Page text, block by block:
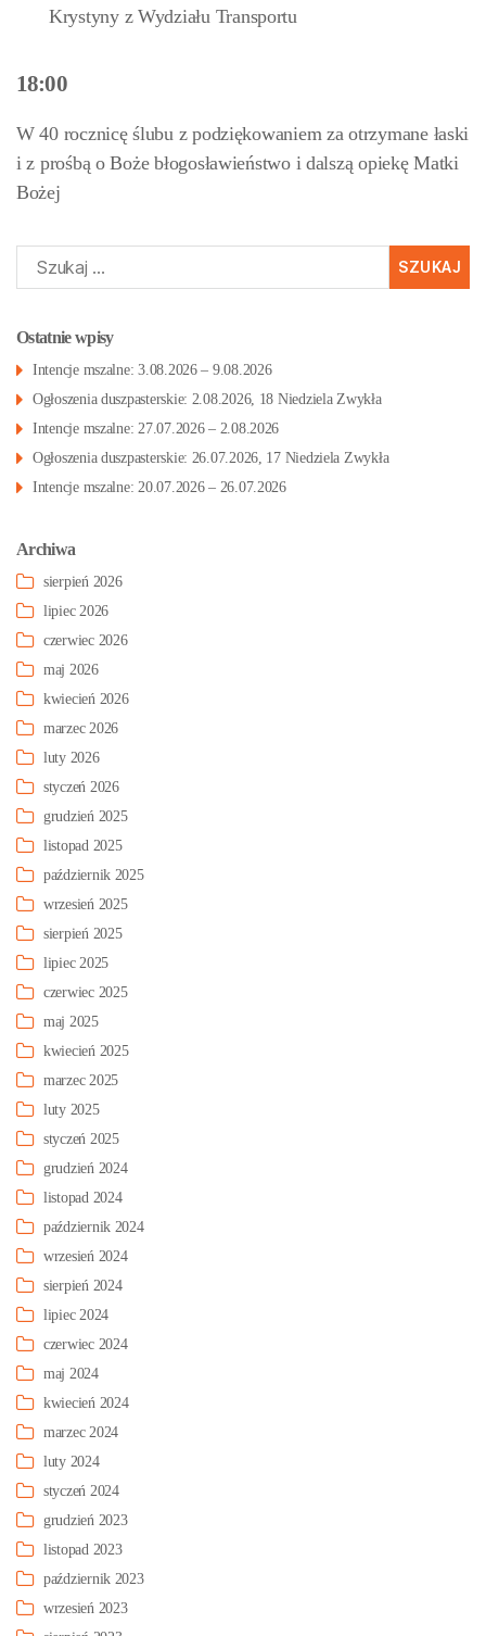
Krystyny z Wydziału Transportu
18:00
W 40 rocznicę ślubu z podziękowaniem za otrzymane łaski
i z prośbą o Boże błogosławieństwo i dalszą opiekę Matki
Bożej
Szukaj:
Ostatnie wpisy
Intencje mszalne: 3.08.2026 – 9.08.2026
Ogłoszenia duszpasterskie: 2.08.2026, 18 Niedziela Zwykła
Intencje mszalne: 27.07.2026 – 2.08.2026
Ogłoszenia duszpasterskie: 26.07.2026, 17 Niedziela Zwykła
Intencje mszalne: 20.07.2026 – 26.07.2026
Archiwa
sierpień 2026
lipiec 2026
czerwiec 2026
maj 2026
kwiecień 2026
marzec 2026
luty 2026
styczeń 2026
grudzień 2025
listopad 2025
październik 2025
wrzesień 2025
sierpień 2025
lipiec 2025
czerwiec 2025
maj 2025
kwiecień 2025
marzec 2025
luty 2025
styczeń 2025
grudzień 2024
listopad 2024
październik 2024
wrzesień 2024
sierpień 2024
lipiec 2024
czerwiec 2024
maj 2024
kwiecień 2024
marzec 2024
luty 2024
styczeń 2024
grudzień 2023
listopad 2023
październik 2023
wrzesień 2023